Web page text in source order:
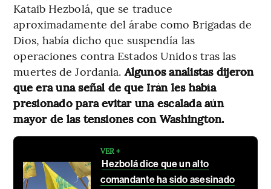
Kataib Hezbolá, que se traduce
aproximadamente del árabe como Brigadas de
Dios, había dicho que suspendía las
operaciones contra Estados Unidos tras las
muertes de Jordania.Algunos analistas dijeron
que era una señal de que Irán les había
presionado para evitar una escalada aún
mayor de las tensiones con Washington.
VER +
Hezbolá dice que un alto
comandante ha sido asesinado